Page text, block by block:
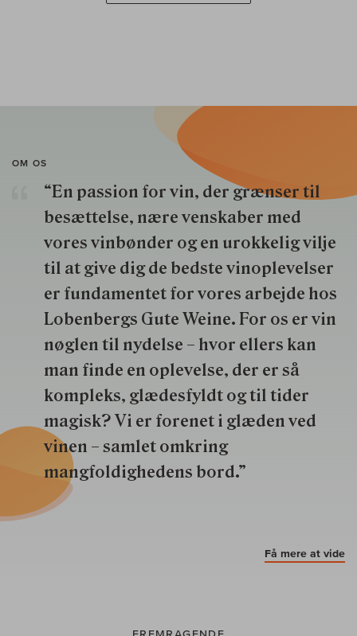
OM OS
“En passion for vin, der grænser til
besættelse, nære venskaber med
vores vinbønder og en urokkelig vilje
til at give dig de bedste vinoplevelser
er fundamentet for vores arbejde hos
Lobenbergs Gute Weine. For os er vin
nøglen til nydelse – hvor ellers kan
man finde en oplevelse, der er så
kompleks, glædesfyldt og til tider
magisk? Vi er forenet i glæden ved
vinen – samlet omkring
mangfoldighedens bord.”
Få mere at vide